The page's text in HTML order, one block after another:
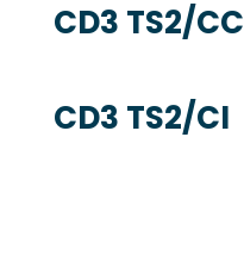
CD3 TS2/CC
CD3 TS2/CI